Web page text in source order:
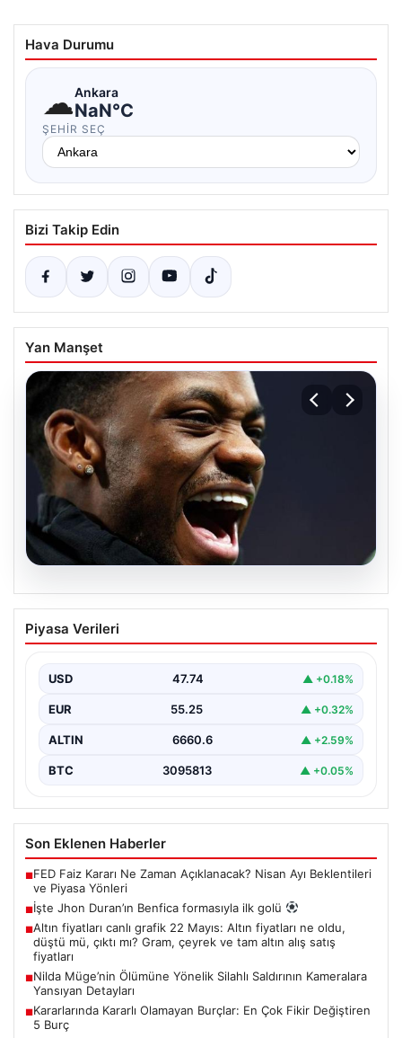
Hava Durumu
☁Ankara
NaN°C
ŞEHIR SEÇ
Bizi Takip Edin
Yan Manşet
07.08.2026
İşte Jhon Duran’ın Benfica formasıyla
ilk golü
Piyasa Verileri
USD 47.74 ▲ +0.18%
EUR 55.25 ▲ +0.32%
ALTIN 6660.6 ▲ +2.59%
BTC 3095813 ▲ +0.05%
Son Eklenen Haberler
■FED Faiz Kararı Ne Zaman Açıklanacak? Nisan Ayı Beklentileri
ve Piyasa Yönleri
■İşte Jhon Duran’ın Benfica formasıyla ilk golü
■Altın fiyatları canlı grafik 22 Mayıs: Altın fiyatları ne oldu,
düştü mü, çıktı mı? Gram, çeyrek ve tam altın alış satış
fiyatları
■Nilda Müge’nin Ölümüne Yönelik Silahlı Saldırının Kameralara
Yansıyan Detayları
■Kararlarında Kararlı Olamayan Burçlar: En Çok Fikir Değiştiren
5 Burç